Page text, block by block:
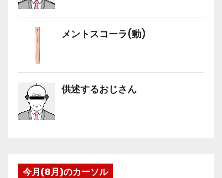
今月(8月)のカーソル